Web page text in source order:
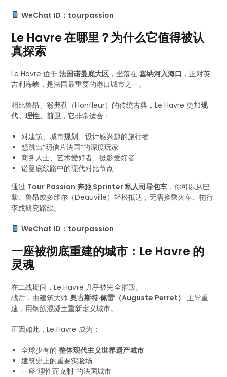
WeChat ID：tourpassion
Le Havre 在哪里？为什么它值得被认
真探索
Le Havre 位于法国诺曼底大区 ，坐落在塞纳河入海口 ，正对英
吉利海峡，是法国最重要的港口城市之一。
相比鲁昂、翁弗勒（Honfleur）的传统古典，Le Havre 更加现
代、理性、前卫 ，它非常适合：
对建筑、城市规划、设计感兴趣的旅行者
想跳出“明信片法国”的深度玩家
商务人士、艺术爱好者、摄影爱好者
诺曼底线路中的现代对比节点
通过 Tour Passion 奔驰 Sprinter 私人司导包车 ，你可以从巴
黎、鲁昂或多维尔（Deauville）轻松抵达，无需换乘火车、拖行
李或研究路线。
WeChat ID：tourpassion
一座被彻底重建的城市：Le Havre 的
灵魂
在二战期间，Le Havre 几乎被完全摧毁。
战后，由建筑大师奥古斯特·佩雷（Auguste Perret） 主导重
建，用钢筋混凝土重新定义城市。
正因如此，Le Havre 成为：
全球少有的整体现代主义世界遗产城市
建筑史上的重要实验场
一座“理性而克制”的法国城市